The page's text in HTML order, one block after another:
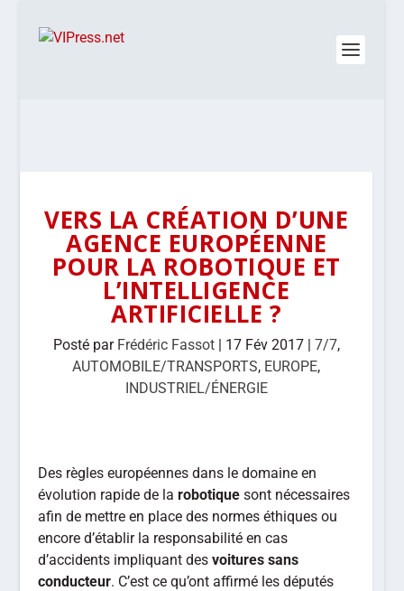
VERS LA CRÉATION D’UNE
AGENCE EUROPÉENNE
POUR LA ROBOTIQUE ET
L’INTELLIGENCE
ARTIFICIELLE ?
Posté par Frédéric Fassot| 17 Fév 2017| 7/7,
AUTOMOBILE/TRANSPORTS, EUROPE,
INDUSTRIEL/ÉNERGIE
Des règles européennes dans le domaine en
évolution rapide de larobotiquesont nécessaires
afin de mettre en place des normes éthiques ou
encore d’établir la responsabilité en cas
d’accidents impliquant desvoitures sans
conducteur. C’est ce qu’ont affirmé les députés